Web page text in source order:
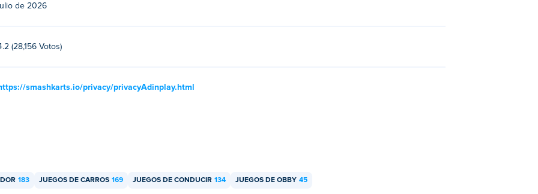
amigo?
de 2026
(28,156 Votos)
smashkarts.io/privacy/privacyAdinplay.html
183 JUEGOS DE CARROS 169 JUEGOS DE CONDUCIR 134 JUEGOS DE OBBY 45